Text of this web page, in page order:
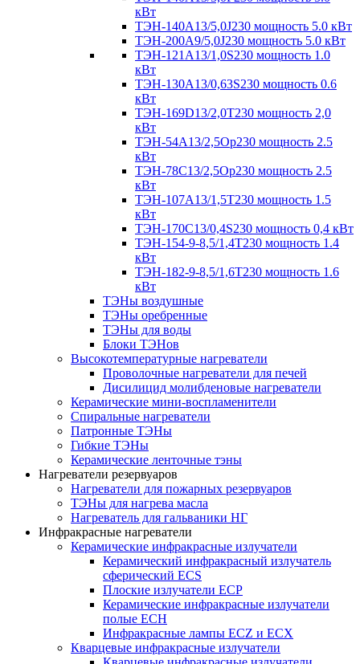
кВт
ТЭН-140А13/5,0J230 мощность 5.0 кВт
ТЭН-200А9/5,0J230 мощность 5.0 кВт
ТЭН-121А13/1,0S230 мощность 1.0
кВт
ТЭН-130А13/0,63S230 мощность 0.6
кВт
ТЭН-169D13/2,0T230 мощность 2,0
кВт
ТЭН-54А13/2,5Ор230 мощность 2.5
кВт
ТЭН-78С13/2,5Ор230 мощность 2.5
кВт
ТЭН-107А13/1,5Т230 мощность 1.5
кВт
ТЭН-170C13/0,4S230 мощность 0,4 кВт
ТЭН-154-9-8,5/1,4Т230 мощность 1.4
кВт
ТЭН-182-9-8,5/1,6Т230 мощность 1.6
кВт
ТЭНы воздушные
ТЭНы оребренные
ТЭНы для воды
Блоки ТЭНов
Высокотемпературные нагреватели
Проволочные нагреватели для печей
Дисилицид молибденовые нагреватели
Керамические мини-воспламенители
Спиральные нагреватели
Патронные ТЭНы
Гибкие ТЭНы
Керамические ленточные тэны
Нагреватели резервуаров
Нагреватели для пожарных резервуаров
ТЭНы для нагрева масла
Нагреватель для гальваники НГ
Инфракрасные нагреватели
Керамические инфракрасные излучатели
Керамический инфракрасный излучатель
сферический ECS
Плоские излучатели ECP
Керамические инфракрасные излучатели
полые ECH
Инфракрасные лампы ECZ и ECX
Кварцевые инфракрасные излучатели